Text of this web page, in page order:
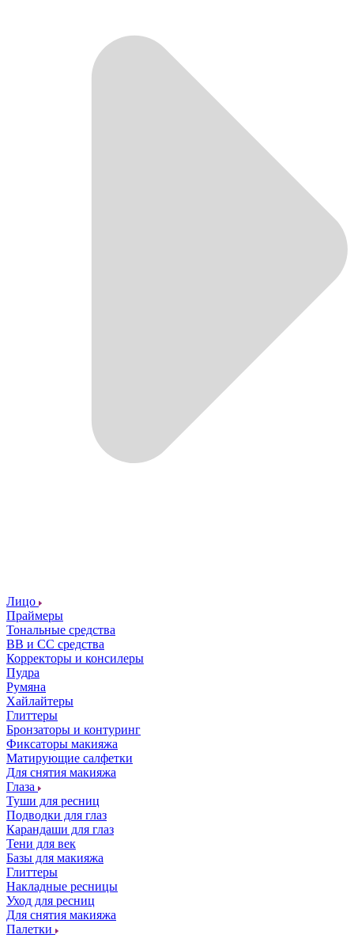
Лицо
Праймеры
Тональные средства
ВВ и СС средства
Корректоры и консилеры
Пудра
Румяна
Хайлайтеры
Глиттеры
Бронзаторы и контуринг
Фиксаторы макияжа
Матирующие салфетки
Для снятия макияжа
Глаза
Туши для ресниц
Подводки для глаз
Карандаши для глаз
Тени для век
Базы для макияжа
Глиттеры
Накладные ресницы
Уход для ресниц
Для снятия макияжа
Палетки